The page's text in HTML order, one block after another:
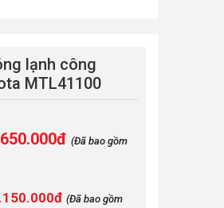
lạnh công
MTL41100
đ (Đã bao gồm
(Đã bao gồm